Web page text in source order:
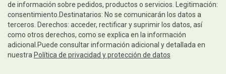
de información sobre pedidos, productos o servicios. Legitimación:
consentimiento.Destinatarios: No se comunicarán los datos a
terceros. Derechos: acceder, rectificar y suprimir los datos, así
como otros derechos, como se explica en la información
adicional.Puede consultar información adicional y detallada en
nuestra Política de privacidad y protección de datos